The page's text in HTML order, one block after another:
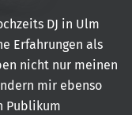
DJ in Ulm
Erfahrungen als
nicht nur meinen
mir ebenso
Publikum